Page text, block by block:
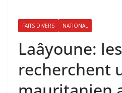
FAITS DIVERS NATIONAL
Laâyoune:
recherchent